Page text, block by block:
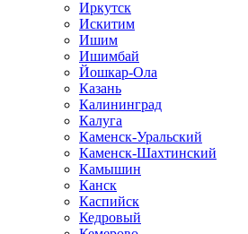
Иркутск
Искитим
Ишим
Ишимбай
Йошкар-Ола
Казань
Калининград
Калуга
Каменск-Уральский
Каменск-Шахтинский
Камышин
Канск
Каспийск
Кедровый